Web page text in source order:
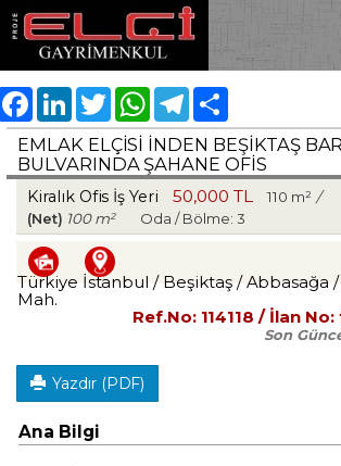
FacebookLinkedInTwitter WhatsAppTelegram
EMLAK ELÇISI INDEN BEŞIKTAŞ
BULVARINDA ŞAHANE OFIS
Kiralık Ofis İş Yeri 50,000 TL 110 m² /
(Net) 100 m² Oda / Bölme: 3
Türkiye İstanbul / Beşiktaş/ Abbasağa
Mah.
Ref.No: 114118 / İlan No:
Son
Yazdır (PDF)
Ana Bilgi